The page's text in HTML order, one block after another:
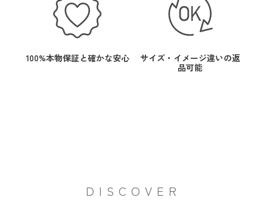
100%本物保証と確かな安心
サイズ・イメージ違いの返
品可能
DISCOVER